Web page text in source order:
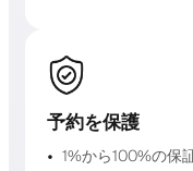
予約を保護
1%から100%の保